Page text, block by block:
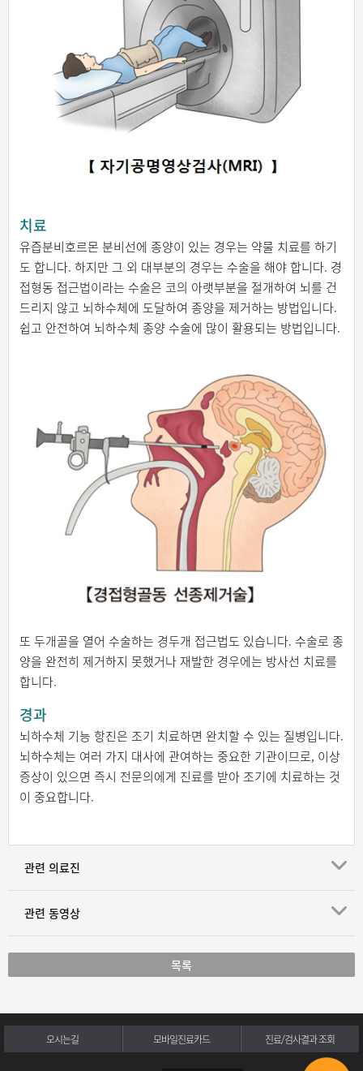
치료
유즙분비호르몬 분비선에 종양이 있는 경우는 약물 치료를 하기
도 합니다. 하지만 그 외 대부분의 경우는 수술을 해야 합니다. 경
접형동 접근법이라는 수술은 코의 아랫부분을 절개하여 뇌를 건
드리지 않고 뇌하수체에 도달하여 종양을 제거하는 방법입니다.
쉽고 안전하여 뇌하수체 종양 수술에 많이 활용되는 방법입니다.
또 두개골을 열어 수술하는 경두개 접근법도 있습니다. 수술로 종
양을 완전히 제거하지 못했거나 재발한 경우에는 방사선 치료를
합니다.
경과
뇌하수체 기능 항진은 조기 치료하면 완치할 수 있는 질병입니다.
뇌하수체는 여러 가지 대사에 관여하는 중요한 기관이므로, 이상
증상이 있으면 즉시 전문의에게 진료를 받아 조기에 치료하는 것
이 중요합니다.
관련 의료진
관련 동영상
목록
오시는길 모바일진료카드 진료/검사결과 조회